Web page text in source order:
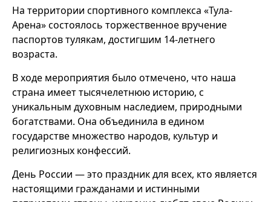
На территории спортивного комплекса «Тула-
Арена» состоялось торжественное вручение
паспортов тулякам, достигшим 14-летнего
возраста.
В ходе мероприятия было отмечено, что наша
страна имеет тысячелетнюю историю, с
уникальным духовным наследием, природными
богатствами. Она объединила в едином
государстве множество народов, культур и
религиозных конфессий.
День России — это праздник для всех, кто является
настоящими гражданами и истинными